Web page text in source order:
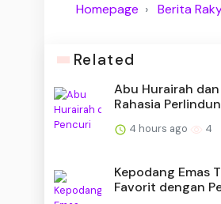
Homepage Berita
Related
Abu Hurairah
Rahasia
4 hours ago 4
Kepodang Emas
Favorit dengan